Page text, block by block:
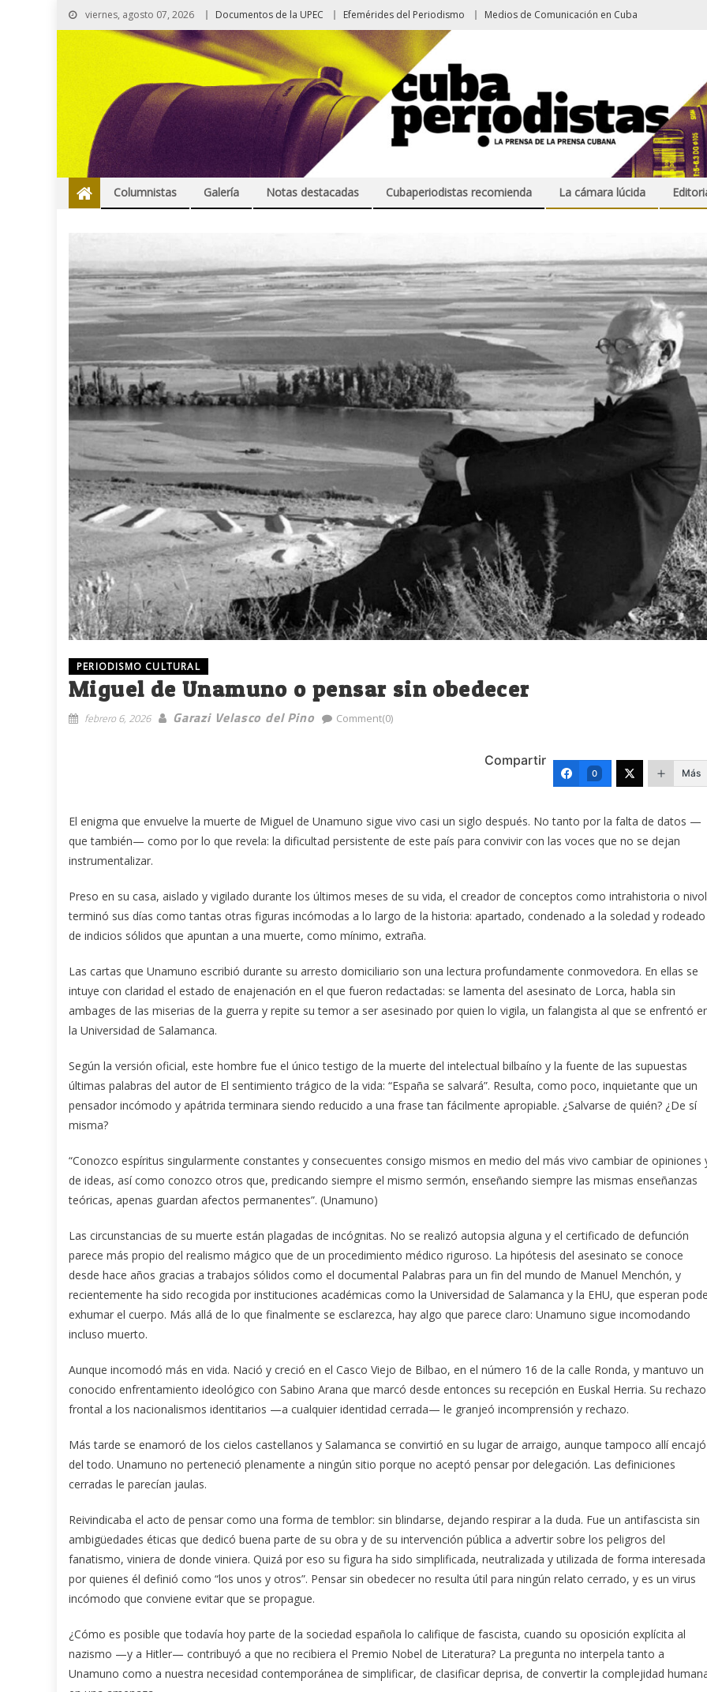
viernes, agosto 07, 2026 Documentos de la UPEC Efemérides del Periodismo Medios de Comunicación en Cuba
Columnistas Galería Notas destacadas Cubaperiodistas recomienda La cámara lúcida
PERIODISMO CULTURAL
Miguel de Unamuno o pensar sin obedecer
febrero 6, 2026 Garazi Velasco del Pino Comment(0)
Compartir
0 Más
El enigma que envuelve la muerte de Miguel de Unamuno sigue vivo casi un siglo después. No tanto por la falta de datos —
que también— como por lo que revela: la dificultad persistente de este país para convivir con las voces que no se dejan
instrumentalizar.
Preso en su casa, aislado y vigilado durante los últimos meses de su vida, el creador de conceptos como intrahistoria o
terminó sus días como tantas otras figuras incómodas a lo largo de la historia: apartado, condenado a la soledad y rodeado
de indicios sólidos que apuntan a una muerte, como mínimo, extraña.
Las cartas que Unamuno escribió durante su arresto domiciliario son una lectura profundamente conmovedora. En ellas se
intuye con claridad el estado de enajenación en el que fueron redactadas: se lamenta del asesinato de Lorca, habla sin
ambages de las miserias de la guerra y repite su temor a ser asesinado por quien lo vigila, un falangista al que se enfrentó
la Universidad de Salamanca.
Según la versión oficial, este hombre fue el único testigo de la muerte del intelectual bilbaíno y la fuente de las supuestas
últimas palabras del autor de El sentimiento trágico de la vida: “España se salvará”. Resulta, como poco, inquietante que un
pensador incómodo y apátrida terminara siendo reducido a una frase tan fácilmente apropiable. ¿Salvarse de quién? ¿De sí
misma?
“Conozco espíritus singularmente constantes y consecuentes consigo mismos en medio del más vivo cambiar de opiniones
de ideas, así como conozco otros que, predicando siempre el mismo sermón, enseñando siempre las mismas enseñanzas
teóricas, apenas guardan afectos permanentes”. (Unamuno)
Las circunstancias de su muerte están plagadas de incógnitas. No se realizó autopsia alguna y el certificado de defunción
parece más propio del realismo mágico que de un procedimiento médico riguroso. La hipótesis del asesinato se conoce
desde hace años gracias a trabajos sólidos como el documental Palabras para un fin del mundo de Manuel Menchón, y
recientemente ha sido recogida por instituciones académicas como la Universidad de Salamanca y la EHU, que esperan
exhumar el cuerpo. Más allá de lo que finalmente se esclarezca, hay algo que parece claro: Unamuno sigue incomodando
incluso muerto.
Aunque incomodó más en vida. Nació y creció en el Casco Viejo de Bilbao, en el número 16 de la calle Ronda, y mantuvo un
conocido enfrentamiento ideológico con Sabino Arana que marcó desde entonces su recepción en Euskal Herria. Su rechazo
frontal a los nacionalismos identitarios —a cualquier identidad cerrada— le granjeó incomprensión y rechazo.
Más tarde se enamoró de los cielos castellanos y Salamanca se convirtió en su lugar de arraigo, aunque tampoco allí encajó
del todo. Unamuno no perteneció plenamente a ningún sitio porque no aceptó pensar por delegación. Las definiciones
cerradas le parecían jaulas.
Reivindicaba el acto de pensar como una forma de temblor: sin blindarse, dejando respirar a la duda. Fue un antifascista sin
ambigüedades éticas que dedicó buena parte de su obra y de su intervención pública a advertir sobre los peligros del
fanatismo, viniera de donde viniera. Quizá por eso su figura ha sido simplificada, neutralizada y utilizada de forma interesada
por quienes él definió como “los unos y otros”. Pensar sin obedecer no resulta útil para ningún relato cerrado, y es un virus
incómodo que conviene evitar que se propague.
¿Cómo es posible que todavía hoy parte de la sociedad española lo califique de fascista, cuando su oposición explícita al
nazismo —y a Hitler— contribuyó a que no recibiera el Premio Nobel de Literatura? La pregunta no interpela tanto a
Unamuno como a nuestra necesidad contemporánea de simplificar, de clasificar deprisa, de convertir la complejidad